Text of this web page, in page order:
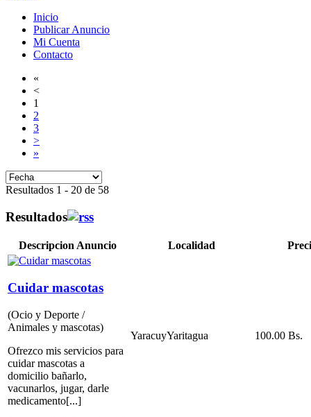
Inicio
Publicar Anuncio
Mi Cuenta
Contacto
«
<
1
2
3
>
»
Resultados 1 - 20 de 58
Resultados
Descripcion Anuncio Localidad
Cuidar mascotas
(Ocio y Deporte /
Animales y mascotas)
Ofrezco mis servicios para
cuidar mascotas a
domicilio bañarlo,
vacunarlos, jugar, darle
medicamento[...]
YaracuyYaritagua 100.00 Bs.